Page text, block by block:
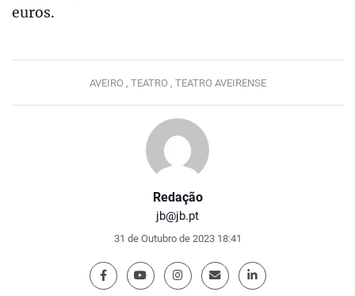
Redação
jb@jb.pt
31 de Outubro de 2023 18:41
euros.
AVEIRO , TEATRO , TEATRO AVEIRENSE